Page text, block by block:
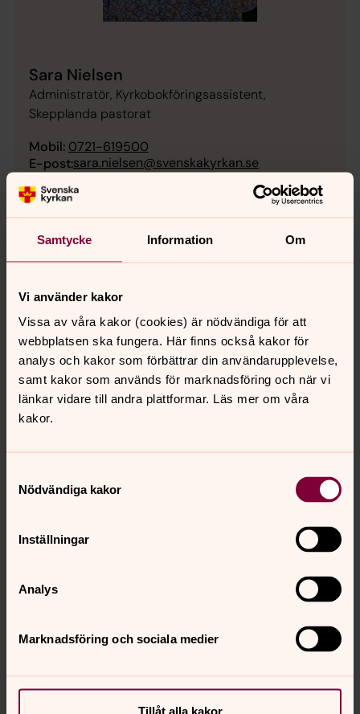
Samtycke Information Om
Vi använder kakor
Vissa av våra kakor (cookies) är nödvändiga för att
webbplatsen ska fungera. Här finns också kakor för
analys och kakor som förbättrar din användarupplevelse,
samt kakor som används för marknadsföring och när vi
länkar vidare till andra plattformar. Läs mer om våra
kakor.
Nödvändiga kakor
Inställningar
Analys
Marknadsföring och sociala medier
Tillåt alla kakor
Sara Nielsen
Administratör, Kyrkobokföringsassistent,
Skepplanda pastorat
Mobil: 0721-619500
E-post:sara.nielsen@svenskakyrkan.se
Kyrkogård - administration, Skepplanda pastorat
E-post:
Senast ändrad 31 oktober 2025
Synpunkter eller frågor på sidans